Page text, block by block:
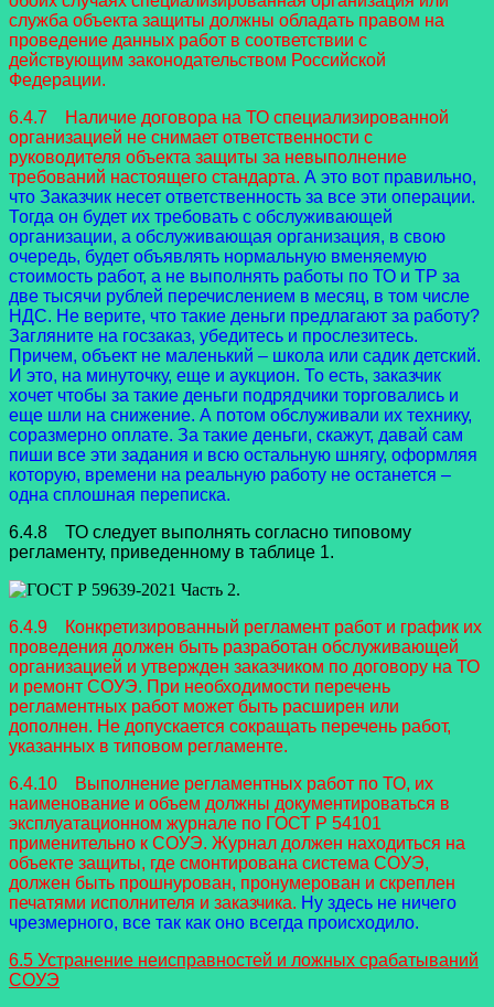
служба объекта защиты должны обладать правом на
проведение данных работ в соответствии с
действующим законодательством Российской
Федерации.
6.4.7 Наличие договора на ТО специализированной
организацией не снимает ответственности с
руководителя объекта защиты за невыполнение
требований настоящего стандарта. А это вот правильно,
что Заказчик несет ответственность за все эти операции.
Тогда он будет их требовать с обслуживающей
организации, а обслуживающая организация, в свою
очередь, будет объявлять нормальную вменяемую
стоимость работ, а не выполнять работы по ТО и ТР за
две тысячи рублей перечислением в месяц, в том числе
НДС. Не верите, что такие деньги предлагают за работу?
Загляните на госзаказ, убедитесь и прослезитесь.
Причем, объект не маленький – школа или садик детский.
И это, на минуточку, еще и аукцион. То есть, заказчик
хочет чтобы за такие деньги подрядчики торговались и
еще шли на снижение. А потом обслуживали их технику,
соразмерно оплате. За такие деньги, скажут, давай сам
пиши все эти задания и всю остальную шнягу, оформляя
которую, времени на реальную работу не останется –
одна сплошная переписка.
6.4.8 ТО следует выполнять согласно типовому
регламенту, приведенному в таблице 1.
6.4.9 Конкретизированный регламент работ и график их
проведения должен быть разработан обслуживающей
организацией и утвержден заказчиком по договору на ТО
и ремонт СОУЭ. При необходимости перечень
регламентных работ может быть расширен или
дополнен. Не допускается сокращать перечень работ,
указанных в типовом регламенте.
6.4.10 Выполнение регламентных работ по ТО, их
наименование и объем должны документироваться в
эксплуатационном журнале по ГОСТ Р 54101
применительно к СОУЭ. Журнал должен находиться на
объекте защиты, где смонтирована система СОУЭ,
должен быть прошнурован, пронумерован и скреплен
печатями исполнителя и заказчика. Ну здесь не ничего
чрезмерного, все так как оно всегда происходило.
6.5 Устранение неисправностей и ложных срабатываний
СОУЭ